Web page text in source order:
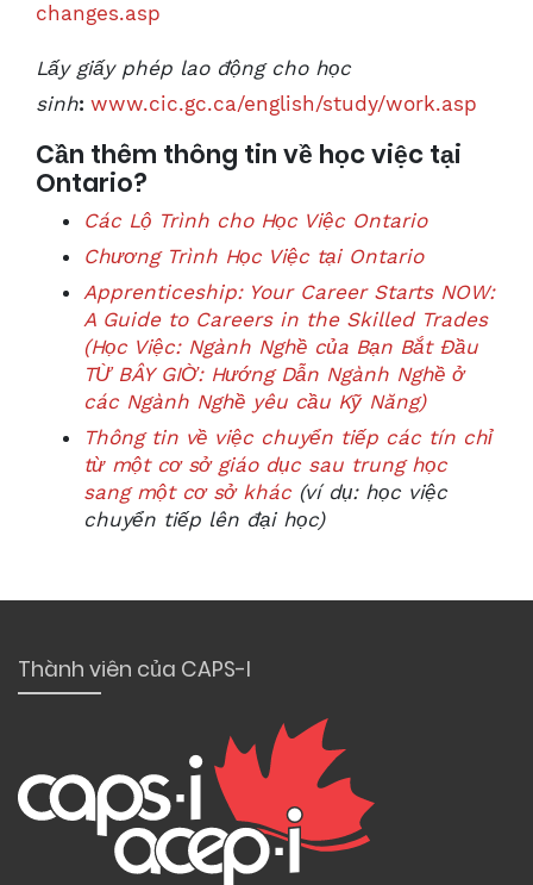
changes.asp
Lấy giấy phép lao động cho học
sinh: www.cic.gc.ca/english/study/work.asp
Cần thêm thông tin về học việc tại
Ontario?
Các Lộ Trình cho Học Việc Ontario
Chương Trình Học Việc tại Ontario
Apprenticeship: Your Career Starts NOW:
A Guide to Careers in the Skilled Trades
(Học Việc: Ngành Nghề của Bạn Bắt Đầu
TỪ BÂY GIỜ: Hướng Dẫn Ngành Nghề ở
các Ngành Nghề yêu cầu Kỹ Năng)
Thông tin về việc chuyển tiếp các tín chỉ
từ một cơ sở giáo dục sau trung học
sang một cơ sở khác(ví dụ: học việc
chuyển tiếp lên đại học)
Thành viên của CAPS-I